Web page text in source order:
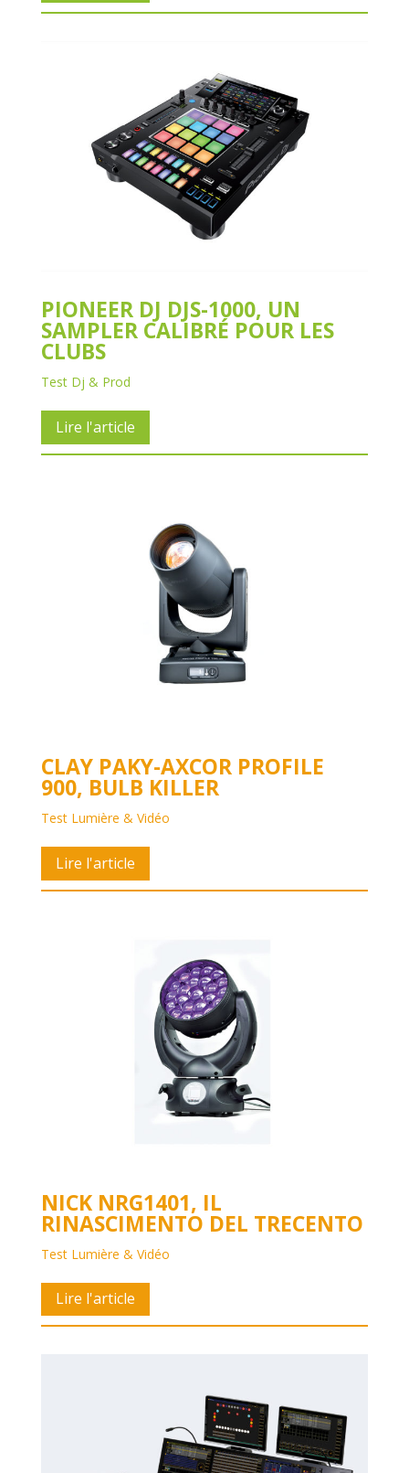
PIONEER DJ DJS-1000, UN
SAMPLER CALIBRÉ POUR LES
CLUBS
Test Dj & Prod
Lire l'article
CLAY PAKY-AXCOR PROFILE 9
00, BULB KILLER
Test Lumière & Vidéo
Lire l'article
NICK NRG1401, IL
RINASCIMENTO DEL TRECENTO
Test Lumière & Vidéo
Lire l'article